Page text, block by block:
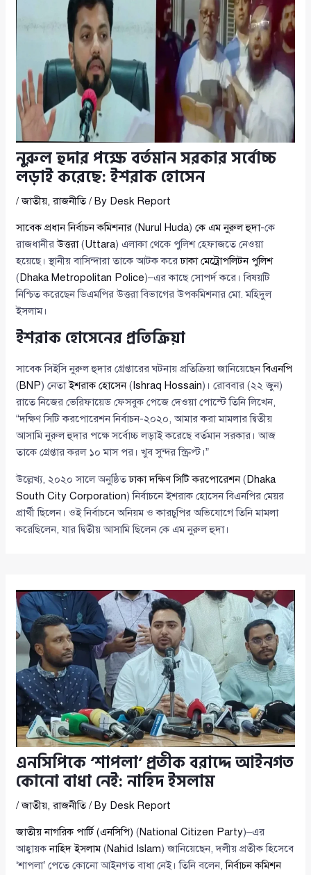
নুরুল হুদার পক্ষে বর্তমান সরকার সর্বোচ্চ
লড়াই করেছে: ইশরাক হোসেন
/জাতীয়,রাজনীতি/ By Desk Report
সাবেক প্রধান নির্বাচন কমিশনার (Nurul Huda)কে এম নুরুল হুদা-কে
রাজধানীরউত্তরা(Uttara) এলাকা থেকে পুলিশ হেফাজতে নেওয়া
হয়েছে। স্থানীয় বাসিন্দারা তাকে আটক করেঢাকা মেট্রোপলিটন পুলিশ
( Dhaka Metropolitan Police)–এর কাছে সোপর্দ করে। বিষয়টি
নিশ্চিত করেছেন ডিএমপির উত্তরা বিভাগের উপকমিশনার মো. মহিদুল
ইসলাম।
ইশরাক হোসেনের প্রতিক্রিয়া
সাবেক সিইসি নুরুল হুদার গ্রেপ্তারের ঘটনায় প্রতিক্রিয়া জানিয়েছেনবিএনপি
(BNP) নেতাইশরাক হোসেন( Ishraq Hossain)। রোববার (২২ জুন)
রাতে নিজের ভেরিফায়েড ফেসবুক পেজে দেওয়া পোস্টে তিনি লিখেন,
“দক্ষিণ সিটি করপোরেশন নির্বাচন-২০২০, আমার করা মামলার দ্বিতীয়
আসামি নুরুল হুদার পক্ষে সর্বোচ্চ লড়াই করেছে বর্তমান সরকার। আজ
তাকে গ্রেপ্তার করল ১০ মাস পর। খুব সুন্দর স্ক্রিপ্ট।”
উল্লেখ্য, ২০২০ সালে অনুষ্ঠিতঢাকা দক্ষিণ সিটি করপোরেশন( Dhaka
South City Corporation) নির্বাচনে ইশরাক হোসেন বিএনপির মেয়র
প্রার্থী ছিলেন। ওই নির্বাচনে অনিয়ম ও কারচুপির অভিযোগে তিনি মামলা
করেছিলেন, যার দ্বিতীয় আসামি ছিলেন কে এম নুরুল হুদা।
এনসিপিকে ‘শাপলা’ প্রতীক বরাদ্দে আইনগত
কোনো বাধা নেই: নাহিদ ইসলাম
/জাতীয়,রাজনীতি/ By Desk Report
জাতীয় নাগরিক পার্টি (এনসিপি) (National Citizen Party)–এর
আহ্বায়কনাহিদ ইসলাম(Nahid Islam) জানিয়েছেন, দলীয় প্রতীক হিসেবে
‘শাপলা’ পেতে কোনো আইনগত বাধা নেই। তিনি বলেন,নির্বাচন কমিশন